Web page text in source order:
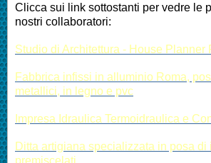
Clicca sui link sottostanti per vedre le
nostri collaboratori:
Studio di Architettura - House Planner
Fabbrica infissi in alluminio Roma,
metallici, in legno e pvc
Impresa Idraulica Termoidraulica e
Ditta artigiana specializzata in posa di
premiscelati